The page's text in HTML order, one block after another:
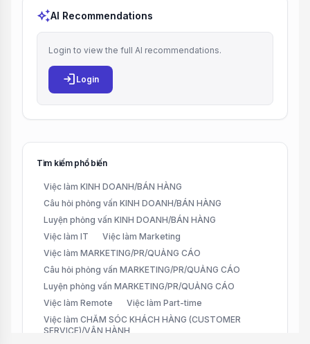
auto_awesomeAI Recommendations
Login to view the full AI recommendations.
login Login
Tìm kiếm phổ biến
Việc làm KINH DOANH/BÁN HÀNG
Câu hỏi phỏng vấn KINH DOANH/BÁN HÀNG
Luyện phỏng vấn KINH DOANH/BÁN HÀNG
Việc làm IT
Việc làm Marketing
Việc làm MARKETING/PR/QUẢNG CÁO
Câu hỏi phỏng vấn MARKETING/PR/QUẢNG CÁO
Luyện phỏng vấn MARKETING/PR/QUẢNG CÁO
Việc làm Remote
Việc làm Part-time
Việc làm CHĂM SÓC KHÁCH HÀNG (CUSTOMER
SERVICE)/VẬN HÀNH